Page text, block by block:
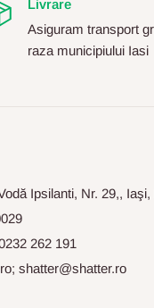
Livrare
Asiguram transport
raza municipiului Iasi
Ipsilanti, Nr. 29,, Iaşi,
262 191
shatter@shatter.ro